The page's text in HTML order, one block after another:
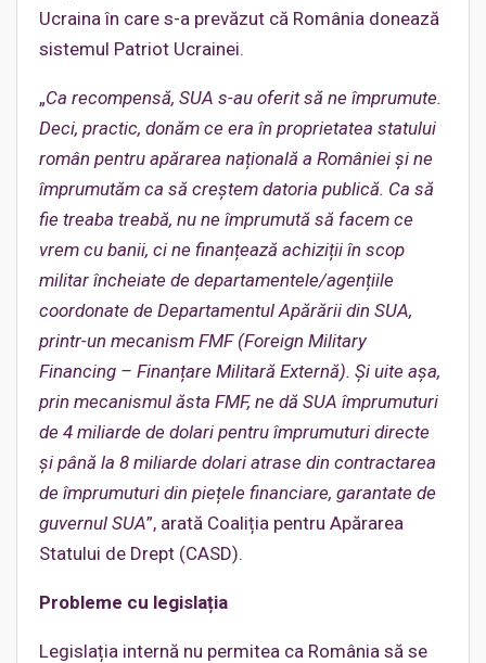
Ucraina în care s-a prevăzut că România donează
sistemul Patriot Ucrainei.
„Ca recompensă, SUA s-au oferit să ne împrumute.
Deci, practic, donăm ce era în proprietatea statului
român pentru apărarea națională a României și ne
împrumutăm ca să creștem datoria publică. Ca să
fie treaba treabă, nu ne împrumută să facem ce
vrem cu banii, ci ne finanțează achiziții în scop
militar încheiate de departamentele/agențiile
coordonate de Departamentul Apărării din SUA,
printr-un mecanism FMF (Foreign Military
Financing – Finanțare Militară Externă). Și uite așa,
prin mecanismul ăsta FMF, ne dă SUA împrumuturi
de 4 miliarde de dolari pentru împrumuturi directe
și până la 8 miliarde dolari atrase din contractarea
de împrumuturi din piețele financiare, garantate de
guvernul SUA”, arată Coaliția pentru Apărarea
Statului de Drept (CASD).
Probleme cu legislația
Legislația internă nu permitea ca România să se